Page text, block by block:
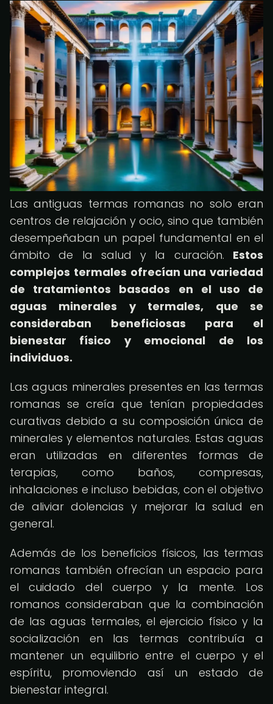
Las antiguas termas romanas no solo eran
centros de relajación y ocio, sino que también
desempeñaban un papel fundamental en el
ámbito de la salud y la curación. Estos
complejos termales ofrecían una variedad
de tratamientos basados en el uso de
aguas minerales y termales, que se
consideraban beneficiosas para el
bienestar físico y emocional de los
individuos.
Las aguas minerales presentes en las termas
romanas se creía que tenían propiedades
curativas debido a su composición única de
minerales y elementos naturales. Estas aguas
eran utilizadas en diferentes formas de
terapias, como baños, compresas,
inhalaciones e incluso bebidas, con el objetivo
de aliviar dolencias y mejorar la salud en
general.
Además de los beneficios físicos, las termas
romanas también ofrecían un espacio para
el cuidado del cuerpo y la mente. Los
romanos consideraban que la combinación
de las aguas termales, el ejercicio físico y la
socialización en las termas contribuía a
mantener un equilibrio entre el cuerpo y el
espíritu, promoviendo así un estado de
bienestar integral.